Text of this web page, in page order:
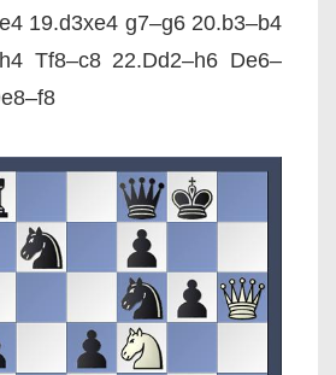
19.d3xe4 g7–g6 20.b3–b4
Tf8–c8 22.Dd2–h6 De6–